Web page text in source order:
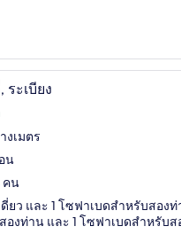
ห้องแฟมิลี่, ร
ะเบียง
งเมตร
น
คน
ดี่ยว และ 1 โซฟาเบดสำหรับสองท่
องท่าน และ 1 โซฟาเบดสำหรับ